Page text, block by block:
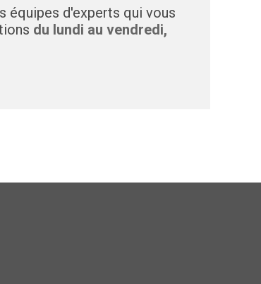
équipes d'experts qui vous
du lundi au vendredi,